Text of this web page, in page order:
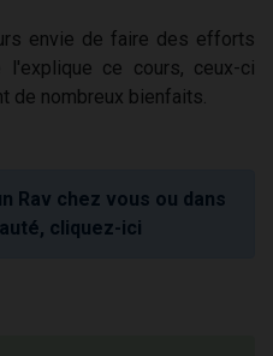
envie de faire des efforts
l'explique ce cours, ceux-ci
de nombreux bienfaits.
Rav chez vous ou dans
cliquez-ici